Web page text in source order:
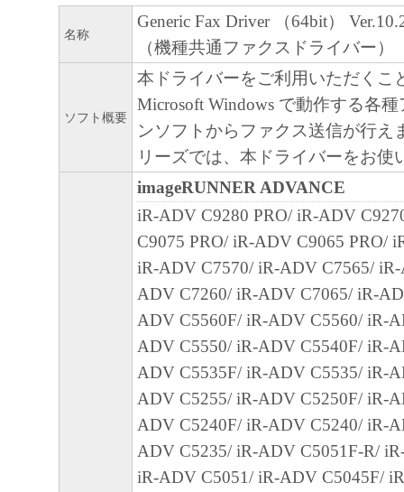
[NO WARRANTY] THE SOFTWARE IS
WITHOUT WARRANTY OF ANY KIND,
EXPRESSED OR IMPLIED, INCLUDING,
LIMITED TO THE IMPLIED WARRANTIES
MERCHANTABILITY AND FITNESS FOR
PURP OS E. THE ENTIRE RISK AS TO
PERFORMANCE OF THE SOFTWARE IS
SHOULD THE SOFTWARE PROVE
ASSUME THE ENTIRE C OS T OF ALL
SERVICING, REPAIR OR CORRECTION.
LEGAL JURISDICTIONS DO NOT ALLOW
EXCLUSION OF IMPLIED WARRANTIES,
EXCLUSION MAY NOT APPLY TO YOU.
THIS WARRANTY GIVES YOU SPECIFIC
AND YOU MAY ALSO HAVE OTHER
VARY FROM STATE TO STATE OR
JURISDICTION.
NEITHER CANON, CANON'S
AFFILIATES, THEIR DISTRIBUTORS, OR
名称
Generic Fax Driver （64bit）
（機種共通ファクスドライバー）
ソフト概要
本ドライバーをご利用いただくこ
Microsoft Windows で動作する各
ンソフトからファクス送信が行え
リーズでは、本ドライバーをお使
imageRUNNER ADVANCE
iR-ADV C9280 PRO/ iR-ADV
C9075 PRO/ iR-ADV C9065 PRO/
iR-ADV C7570/ iR-ADV C7565/
ADV C7260/ iR-ADV C7065/ iR-
ADV C5560F/ iR-ADV C5560/ iR-
ADV C5550/ iR-ADV C5540F/ iR-
ADV C5535F/ iR-ADV C5535/ iR-
ADV C5255/ iR-ADV C5250F/ iR-
ADV C5240F/ iR-ADV C5240/ iR-
ADV C5235/ iR-ADV C5051F-R/
iR-ADV C5051/ iR-ADV C5045F/